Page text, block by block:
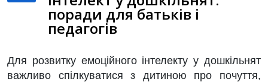
поради для батьків і
педагогів
Для розвитку емоційного інтелекту у дошкільнят
важливо спілкуватися з дитиною про почуття,